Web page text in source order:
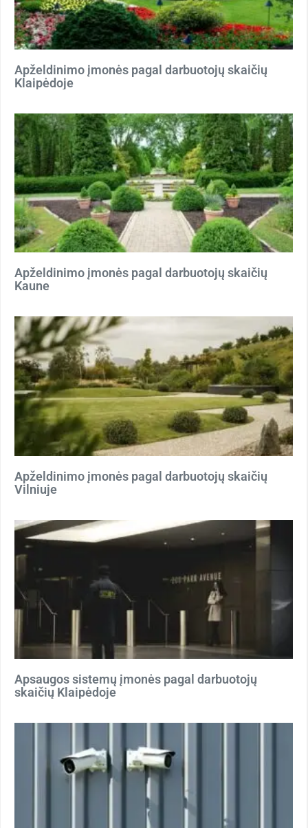
Apželdinimo įmonės pagal darbuotojų skaičių
Klaipėdoje
Apželdinimo įmonės pagal darbuotojų skaičių
Kaune
Apželdinimo įmonės pagal darbuotojų skaičių
Vilniuje
Apsaugos sistemų įmonės pagal darbuotojų
skaičių Klaipėdoje